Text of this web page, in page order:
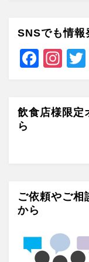
SNSでも情報
F
e
k
In
gr
飲食店様限定
ら
ご依頼やご相
から